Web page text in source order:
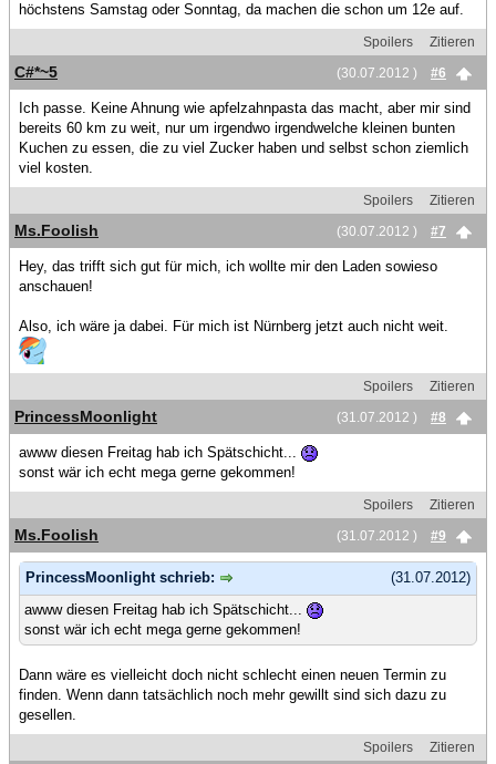
höchstens Samstag oder Sonntag, da machen die schon um 12e auf.
Spoilers
Zitieren
(30.07.2012 )
#6
C#*~5
Ich passe. Keine Ahnung wie apfelzahnpasta das macht, aber mir sind
bereits 60 km zu weit, nur um irgendwo irgendwelche kleinen bunten
Kuchen zu essen, die zu viel Zucker haben und selbst schon ziemlich
viel kosten.
Spoilers
Zitieren
(30.07.2012 )
#7
Ms.Foolish
Hey, das trifft sich gut für mich, ich wollte mir den Laden sowieso
anschauen!
Also, ich wäre ja dabei. Für mich ist Nürnberg jetzt auch nicht weit.
Spoilers
Zitieren
(31.07.2012 )
#8
PrincessMoonlight
awww diesen Freitag hab ich Spätschicht...
sonst wär ich echt mega gerne gekommen!
Spoilers
Zitieren
(31.07.2012 )
#9
Ms.Foolish
(31.07.2012)
PrincessMoonlight schrieb:
awww diesen Freitag hab ich Spätschicht...
sonst wär ich echt mega gerne gekommen!
Dann wäre es vielleicht doch nicht schlecht einen neuen Termin zu
finden. Wenn dann tatsächlich noch mehr gewillt sind sich dazu zu
gesellen.
Spoilers
Zitieren